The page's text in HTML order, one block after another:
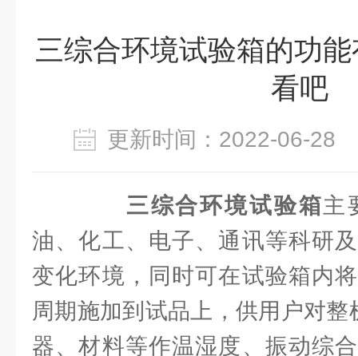
三综合环境试验箱的功
看吧
更新时间：2022-06-
三综合环境试验箱主
油、化工、电子、通讯等科研
变化环境，同时可在试验箱内
周期施加到试品上，供用户对
器、材料等作温湿度、振动综